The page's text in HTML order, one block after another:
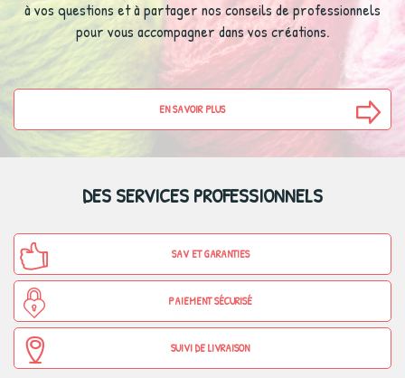
à vos questions et à partager nos conseils de professionnels
pour vous accompagner dans vos créations.
EN SAVOIR PLUS
DES SERVICES PROFESSIONNELS
SAV ET GARANTIES
PAIEMENT SÉCURISÉ
SUIVI DE LIVRAISON